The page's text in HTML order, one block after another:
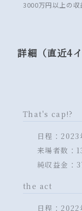
3000万円以上の収
詳細（直近4イ
That's cap!?
日程：2023
来場者数：
純収益金：
the act
日程：2022